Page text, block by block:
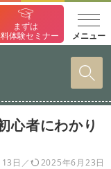
まずは
体験セミナー
メニュー
心者にわかり
日
2025年6月23日